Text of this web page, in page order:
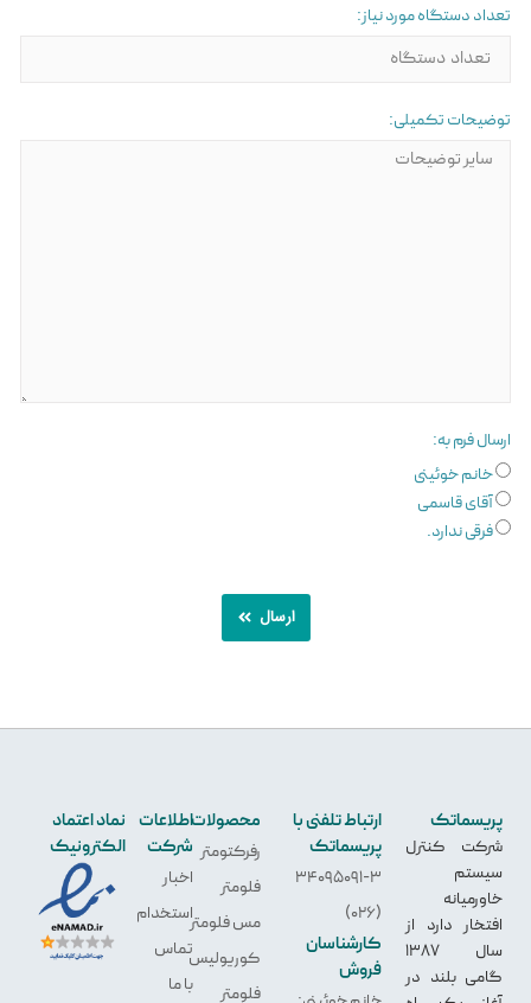
تعداد دستگاه مورد نیاز:
توضیحات تکمیلی:
ارسال فرم به:
خانم خوئینی
آقای قاسمی
فرقی ندارد.
ارسال
پریسماتک
شرکت کنترل
سیستم
خاورمیانه
افتخار دارد از
سال 1387
گامی بلند در
ارتباط تلفنی با
پریسماتک
34095091-3
(026)
کارشناسان
فروش
محصولات
رفرکتومتر
فلومتر
مس فلومتر
کوریولیس
فلومتر
اطلاعات
شرکت
اخبار
استخدام
تماس
با ما
نماد اعتماد
الکترونیک